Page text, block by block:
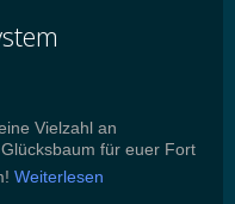
Vielzahl an
für euer Fort
Weiterlesen